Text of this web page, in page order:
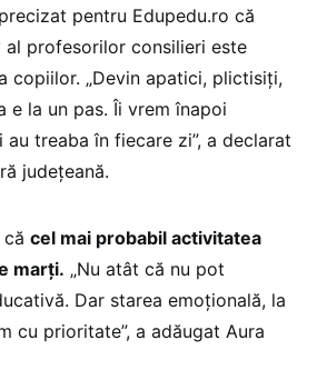
pentru Edupedu.ro că
profesorilor consilieri este
copiilor. „Devin apatici, plictisiți,
e la un pas. Îi vrem înapoi
au treaba în fiecare zi”, a declarat
județeană.
cel mai probabil activitatea
marți. „Nu atât că nu pot
Dar starea emoțională, la
cu prioritate”, a adăugat Aura